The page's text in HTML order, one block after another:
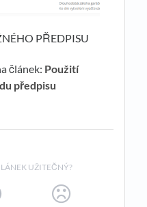
PŘEDPISU
článek: Použití
předpisu
UŽITEČNÝ?